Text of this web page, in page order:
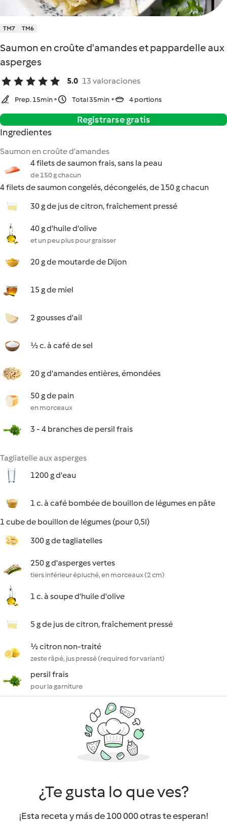
TM7 TM6
Saumon en croûte d'amandes et pappardelle aux
asperges
5.0 13 valoraciones
Prep. 15min Total 35min 4 portions
Registrarse gratis
Ingredientes
Saumon en croûte d'amandes
4 filets de saumon frais, sans la peau
de 150 g chacun
4 filets de saumon congelés, décongelés, de 150 g chacun
30 g de jus de citron, fraîchement pressé
40 g d'huile d'olive
et un peu plus pour graisser
20 g de moutarde de Dijon
15 g de miel
2 gousses d'ail
½ c. à café de sel
20 g d'amandes entières, émondées
50 g de pain
en morceaux
3 - 4 branches de persil frais
Tagliatelle aux asperges
1200 g d'eau
1 c. à café bombée de bouillon de légumes en pâte
1 cube de bouillon de légumes (pour 0,5l)
300 g de tagliatelles
250 g d'asperges vertes
tiers inférieur épluché, en morceaux (2 cm)
1 c. à soupe d'huile d'olive
5 g de jus de citron, fraîchement pressé
½ citron non-traité
zeste râpé, jus pressé (required for variant)
persil frais
pour la garniture
¿Te gusta lo que ves?
¡Esta receta y más de 100 000 otras te esperan!